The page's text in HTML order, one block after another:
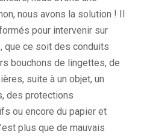
nous avons la solution ! Il
pour intervenir sur
que ce soit des conduits
bouchons de lingettes, de
suite à un objet, un
des protections
ou encore du papier et
plus que de mauvais